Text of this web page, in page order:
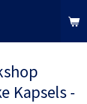
Kapsels -